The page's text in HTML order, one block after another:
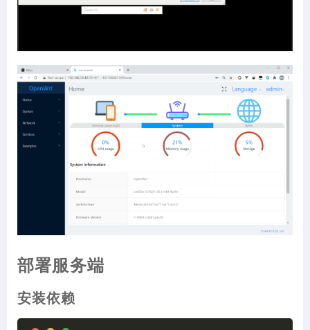
部署服务端
安装依赖